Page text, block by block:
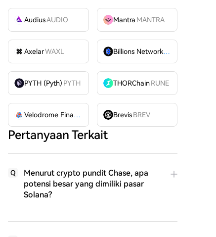
AudiusAUDIO Mantra MANTRA
AxelarWAXL Billions Network
BILL
PYTH (Pyth) PYTH THORChain RUNE
Velodrome Finance VELODROME
Brevis BREV
Pertanyaan Terkait
Q
Menurut crypto pundit Chase, apa
potensi besar yang dimiliki pasar
Solana?